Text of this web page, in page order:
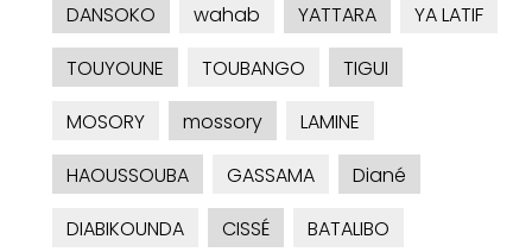
DANSOKO
wahab YATTARA
YA LATIF
TOUYOUNE
TOUBANGO
TIGUI
MOSORY
mossory
LAMINE
HAOUSSOUBA
GASSAMA
Diané
DIABIKOUNDA
CISSÉ
BATALIBO